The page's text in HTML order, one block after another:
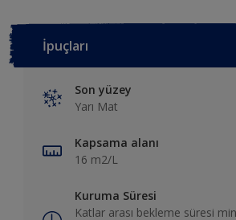
İpuçları
Son yüzey
Yarı Mat
Kapsama alanı
16 m2/L
Kuruma Süresi
Katlar arası bekleme süresi